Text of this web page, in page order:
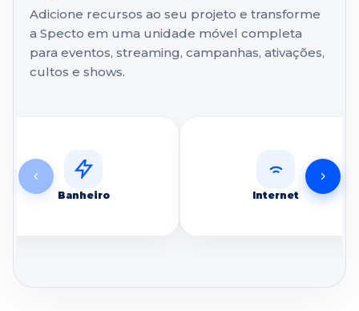
Adicione recursos ao seu projeto e transforme
a Specto em uma unidade móvel completa
para eventos, streaming, campanhas, ativações,
cultos e shows.
Banheiro Internet